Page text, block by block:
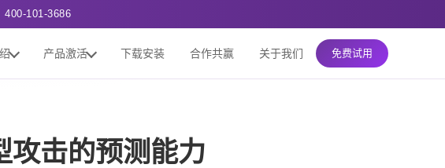
400-101-3686
产品激活 下载安装 合作共赢 关于我们 免费试用
攻击的预测能力